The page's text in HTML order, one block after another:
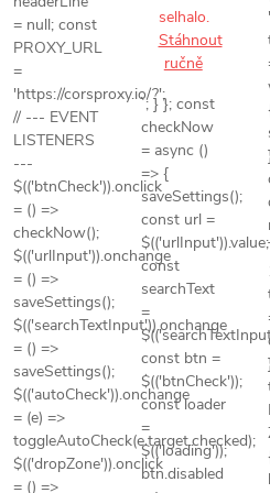
Detail záznamu
= null; const
PROXY_URL
=
'https://corsproxy.io/?';
// --- EVENT
LISTENERS
---
$(('btnCheck')).onclick
= () =>
checkNow();
$(('urlInput')).onchange
= () =>
saveSettings();
$(('searchTextInput')).onchange
= () =>
saveSettings();
$(('autoCheck')).onchange
= (e) =>
toggleAutoCheck(e.target.checked);
$(('dropZone')).onclick
= () =>
selhalo.
Stáhnout
ručně
`; } }; const
checkNow
= async ()
=> {
saveSettings();
const url =
$(('urlInput')).value;
const
searchText
=
const btn =
$(('btnCheck'));
const loader
=
$(('loading'));
btn.disabled